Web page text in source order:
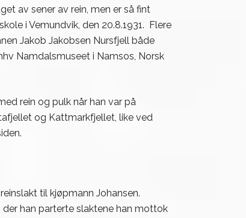
av sener av rein, men er så fint
i Vemundvik, den 20.8.1931. Flere
Jakob Jakobsen Nursfjell både
Namdalsmuseet i Namsos, Norsk
rein og pulk når han var på
og Kattmarkfjellet, like ved
til kjøpmann Johansen.
han parterte slaktene han mottok